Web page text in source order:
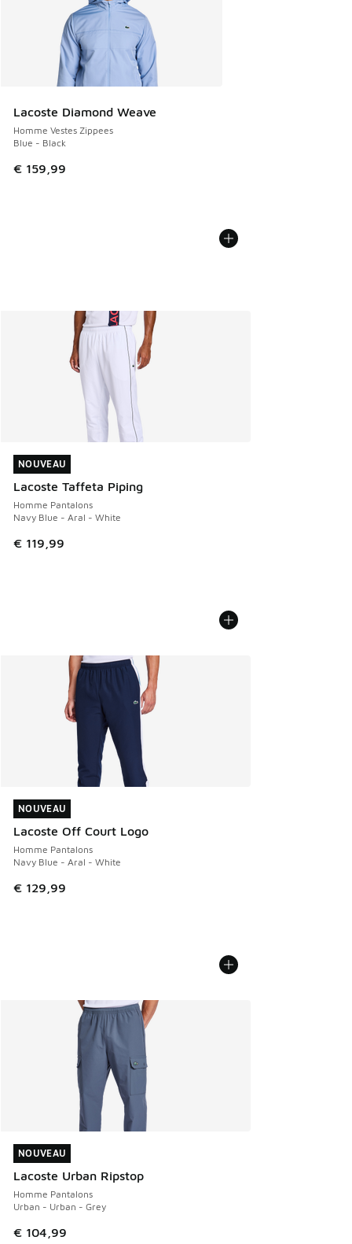
Lacoste Diamond Weave
Homme Vestes Zippees
Blue - Black
€ 159,99
NOUVEAU
Lacoste Taffeta Piping
Homme Pantalons
Navy Blue - Aral - White
€ 119,99
NOUVEAU
NOUVEAU
Lacoste Off Court Logo
Homme Pantalons
Navy Blue - Aral - White
€ 129,99
NOUVEAU
NOUVEAU
Lacoste Urban Ripstop
Homme Pantalons
Urban - Urban - Grey
€ 104,99
NOUVEAU